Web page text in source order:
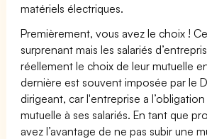
matériels électriques.
Premièrement, vous avez le choix !
surprenant mais les salariés
réellement le choix de leur mutuelle
dernière est souvent imposée par le
dirigeant, car l'entreprise a
mutuelle à ses salariés. En tant que
avez l’avantage de ne pas subir une